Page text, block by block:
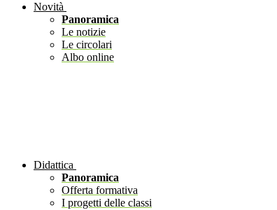
Novità
Panoramica
Le notizie
Le circolari
Albo online
Didattica
Panoramica
Offerta formativa
I progetti delle classi